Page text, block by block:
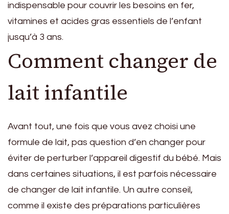
indispensable pour couvrir les besoins en fer,
vitamines et acides gras essentiels de l’enfant
jusqu’à 3 ans.
Comment changer de
lait infantile
Avant tout, une fois que vous avez choisi une
formule de lait, pas question d’en changer pour
éviter de perturber l’appareil digestif du bébé. Mais
dans certaines situations, il est parfois nécessaire
de changer de lait infantile. Un autre conseil,
comme il existe des préparations particulières